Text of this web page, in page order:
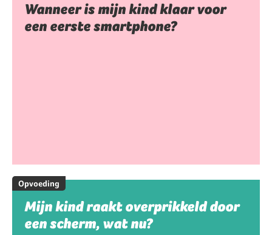
Wanneer is mijn kind klaar voor
een eerste smartphone?
Opvoeding
Mijn kind raakt overprikkeld door
een scherm, wat nu?